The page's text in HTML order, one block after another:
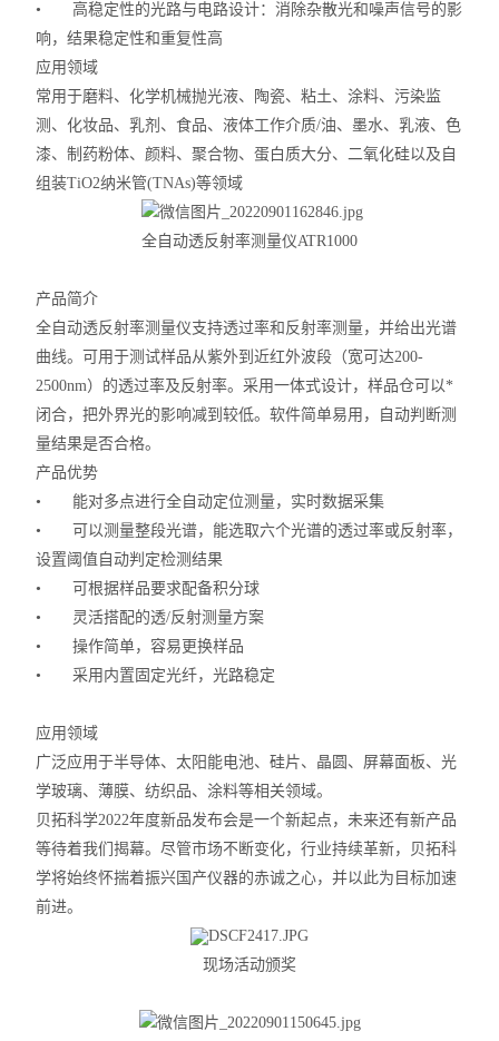
•
高稳定性的光路与电路设计：消除杂散光和噪声信号的影
响，结果稳定性和重复性高
应用领域
常用于磨料、化学机械抛光液、陶瓷、粘土、涂料、污染监
测、化妆品、乳剂、食品、液体工作介质/油、墨水、乳液、色
漆、制药粉体、颜料、聚合物、蛋白质大分、二氧化硅以及自
组装TiO2纳米管(TNAs)等领域
全自动透反射率测量仪ATR1000
产品简介
全自动透反射率测量仪支持透过率和反射率测量，并给出光谱
曲线。可用于测试样品从紫外到近红外波段（宽可达200-
2500nm）的透过率及反射率。采用一体式设计，样品仓可以*
闭合，把外界光的影响减到较低。软件简单易用，自动判断测
量结果是否合格。
产品优势
•
能对多点进行全自动定位测量，实时数据采集
•
可以测量整段光谱，能选取六个光谱的透过率或反射率，
设置阈值自动判定检测结果
•
可根据样品要求配备积分球
•
灵活搭配的透/反射测量方案
•
操作简单，容易更换样品
•
采用内置固定光纤，光路稳定
应用领域
广泛应用于半导体、太阳能电池、硅片、晶圆、屏幕面板、光
学玻璃、薄膜、纺织品、涂料等相关领域。
贝拓科学2022年度新品发布会是一个新起点，未来还有新产品
等待着我们揭幕。尽管市场不断变化，行业持续革新，贝拓科
学将始终怀揣着振兴国产仪器的赤诚之心，并以此为目标加速
前进。
现场活动颁奖